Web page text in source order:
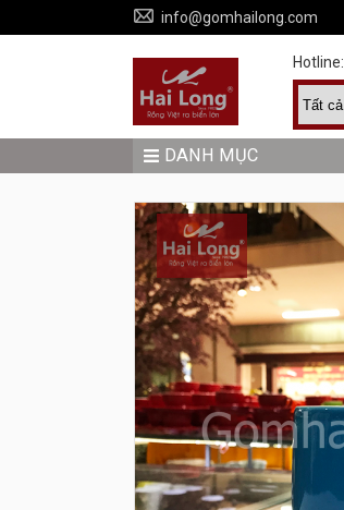
info@gomhailong.com
Hotline:
DANH MỤC